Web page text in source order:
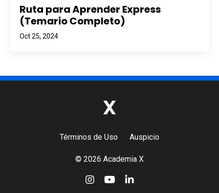
Ruta para Aprender Express
(Temario Completo)
Oct 25, 2024
Términos de Uso Auspicio
© 2026 Academia X